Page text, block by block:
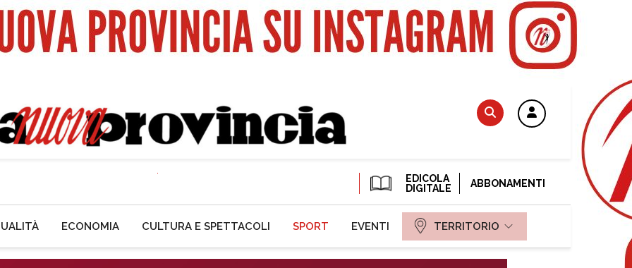
EDICOLA
DIGITALE
ABBONAMENTI
ECONOMIA CULTURA E SPETTACOLI SPORT EVENTI TERRITORIO